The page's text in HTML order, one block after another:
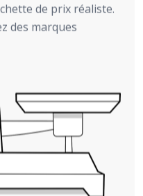
de prix réaliste.
des marques